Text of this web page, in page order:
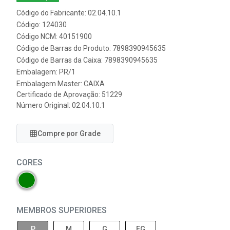
Código do Fabricante: 02.04.10.1
Código: 124030
Código NCM: 40151900
Código de Barras do Produto: 7898390945635
Código de Barras da Caixa: 7898390945635
Embalagem: PR/1
Embalagem Master: CAIXA
Certificado de Aprovação: 51229
Número Original: 02.04.10.1
Compre por Grade
CORES
MEMBROS SUPERIORES